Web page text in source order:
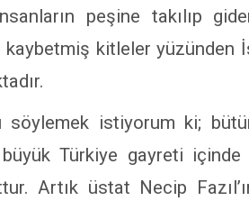
peşine takılıp
kaybetmiş kitleler yüzünden
istiyorum ki;
Türkiye gayreti içinde
Artık üstat Necip